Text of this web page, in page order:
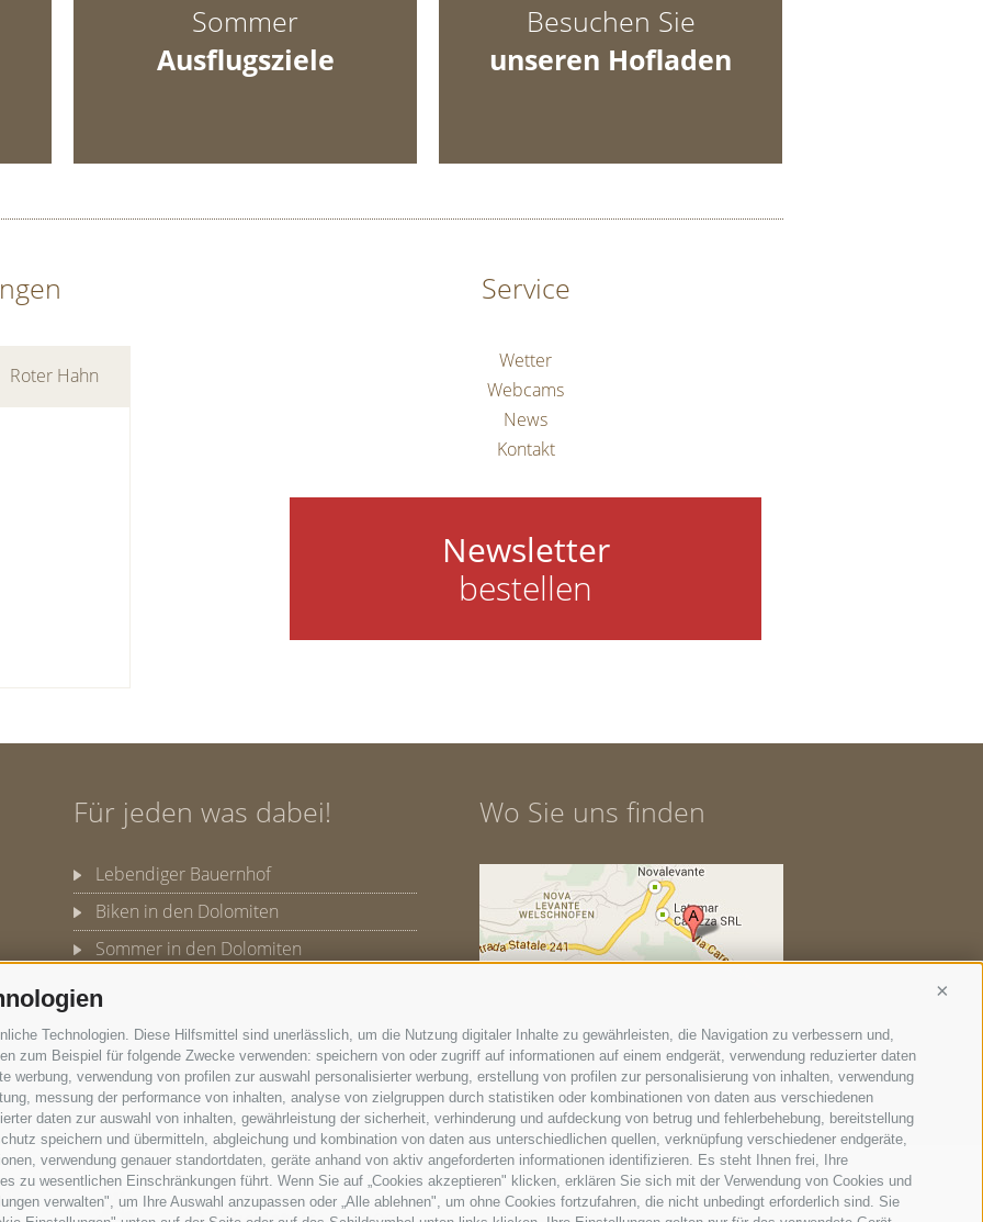
Technologien. Diese Hilfsmittel sind unerlässlich, um die Nutzung digitaler Inhalte zu gewährleisten, die Navigation zu verbessern und,
zum Beispiel für folgende Zwecke verwenden: speichern von oder zugriff auf informationen auf einem endgerät, verwendung reduzierter daten
verwendung von profilen zur auswahl personalisierter werbung, erstellung von profilen zur personalisierung von inhalten, verwendung
messung der performance von inhalten, analyse von zielgruppen durch statistiken oder kombinationen von daten aus verschiedenen
daten zur auswahl von inhalten, gewährleistung der sicherheit, verhinderung und aufdeckung von betrug und fehlerbehebung, bereitstellung
speichern und übermitteln, abgleichung und kombination von daten aus unterschiedlichen quellen, verknüpfung verschiedener endgeräte,
verwendung genauer standortdaten, geräte anhand von aktiv angeforderten informationen identifizieren. Es steht Ihnen frei, Ihre
zu wesentlichen Einschränkungen führt. Wenn Sie auf „Cookies akzeptieren" klicken, erklären Sie sich mit der Verwendung von Cookies und
verwalten", um Ihre Auswahl anzupassen oder „Alle ablehnen", um ohne Cookies fortzufahren, die nicht unbedingt erforderlich sind. Sie
Sommer
Ausflugsziele
Besuchen Sie
unseren Hofladen
Roter Hahn
Service
Wetter
Webcams
News
Kontakt
Newsletter
bestellen
Für jeden was dabei!
Lebendiger Bauernhof
Biken in den Dolomiten
Sommer in den Dolomiten
Wo Sie uns finden
PRIVACY COOKIE PRÄFERENZEN